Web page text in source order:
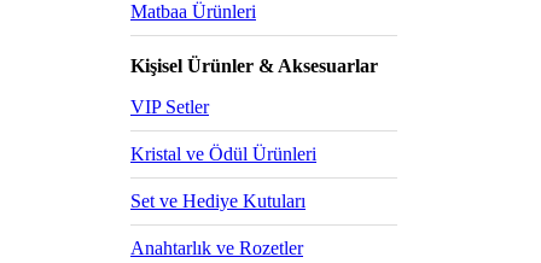
Matbaa Ürünleri
Kişisel Ürünler & Aksesuarlar
VIP Setler
Kristal ve Ödül Ürünleri
Set ve Hediye Kutuları
Anahtarlık ve Rozetler